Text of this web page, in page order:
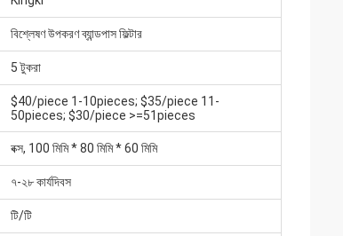
বিশ্লেষণ উপকরণ ব্যান্ডপাস ফিল্টার
5 টুকরা
$40/piece 1-10pieces; $35/piece 11-
50pieces; $30/piece >=51pieces
বক্স, 100 মিমি * 80 মিমি * 60 মিমি
৭-২৮ কার্যদিবস
টি/টি